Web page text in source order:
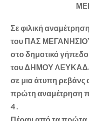
Σε φιλική
του ΠΑΣ
στο δημοτικό
του ΔΗΜΟΥ
σε μια άτυπη ρεβάνς
πρώτη αναμέτρηση
4 .